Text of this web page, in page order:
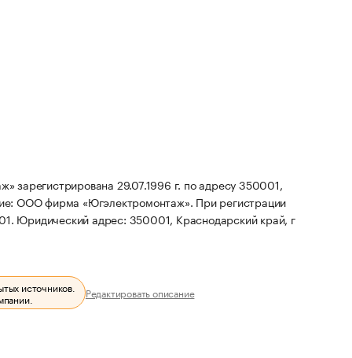
зарегистрирована 29.07.1996 г. по адресу 350001,
ООО фирма «Югэлектромонтаж». При регистрации
Юридический адрес: 350001, Краснодарский край, г
источников. Редактировать описание